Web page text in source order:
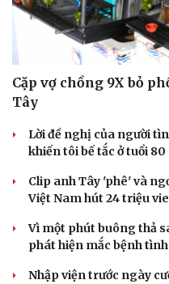
Cặp vợ chồng 9X bỏ
Tây
Lời đề nghị của người
khiến tôi bế tắc ở tuổi 80
Clip anh Tây 'phê' và
Việt Nam hút 24 triệu
Vì một phút buông thả
phát hiện mắc bệnh
Nhập viện trước ngày